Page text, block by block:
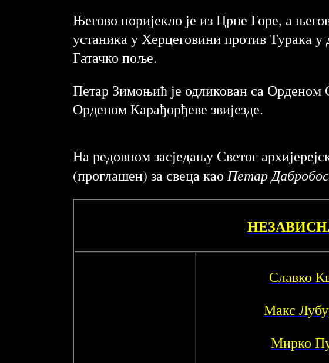
Његово поријекло је из Црне Горе, а
устаника у Херцеговини против Турака
Гатачко поље.
Петар Зимоњић је одликован са Орденом
Орденом Карађорђеве звијезде.
На редовном засједању Светог
(проглашен) за свеца као Петар
Славко
Макс
Мирко